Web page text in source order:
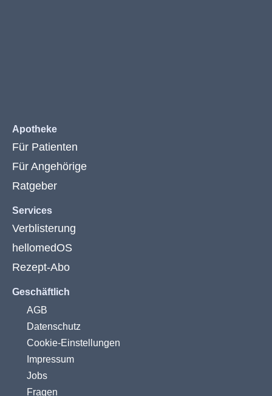
Apotheke
Für Patienten
Für Angehörige
Ratgeber
Services
Verblisterung
hellomedOS
Rezept-Abo
Geschäftlich
AGB
Datenschutz
Cookie-Einstellungen
Impressum
Jobs
Fragen